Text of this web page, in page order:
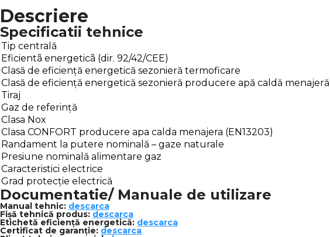
Descriere
Specificatii tehnice
Tip centrală
Eficientã energeticã (dir. 92/42/CEE)
Clasă de eficiență energetică sezonieră termoficare
Clasă de eficiență energetică sezonieră producere apă caldă menajeră
Tiraj
Gaz de referință
Clasa Nox
Clasa CONFORT producere apa calda menajera (EN13203)
Randament la putere nominală – gaze naturale
Presiune nominală alimentare gaz
Caracteristici electrice
Grad protecție electrică
Documentatie/ Manuale de utilizare
Manual tehnic: descarca
Fișă tehnică produs: descarca
Etichetă eficiență energetică: descarca
Certificat de garanție: descarca